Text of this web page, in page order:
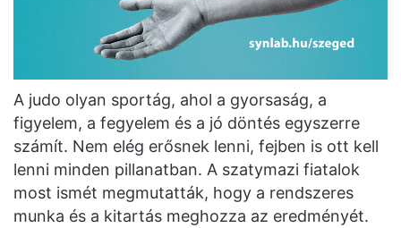
A judo olyan sportág, ahol a gyorsaság, a
figyelem, a fegyelem és a jó döntés egyszerre
számít. Nem elég erősnek lenni, fejben is ott kell
lenni minden pillanatban. A szatymazi fiatalok
most ismét megmutatták, hogy a rendszeres
munka és a kitartás meghozza az eredményét.